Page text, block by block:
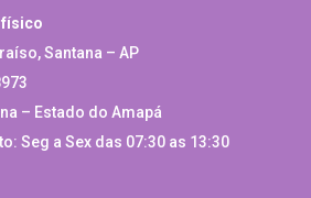
físico
Santana – AP
– Estado do Amapá
Seg a Sex das 07:30 as 13:30